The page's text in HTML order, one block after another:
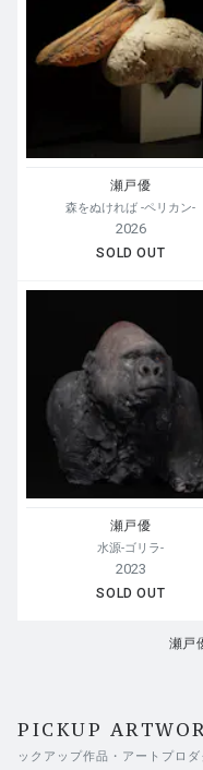
瀬戸優
森をぬければ -ペリカン-
2026
SOLD OUT
瀬戸優
水源-ゴリラ-
2023
SOLD OUT
瀬戸
PICKUP
ックアップ作品・アートプロダ